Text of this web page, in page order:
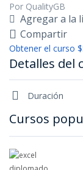
Por QualityGB
Agregar a la
Compartir
Obtener el curso
Detalles del
Duración
Cursos